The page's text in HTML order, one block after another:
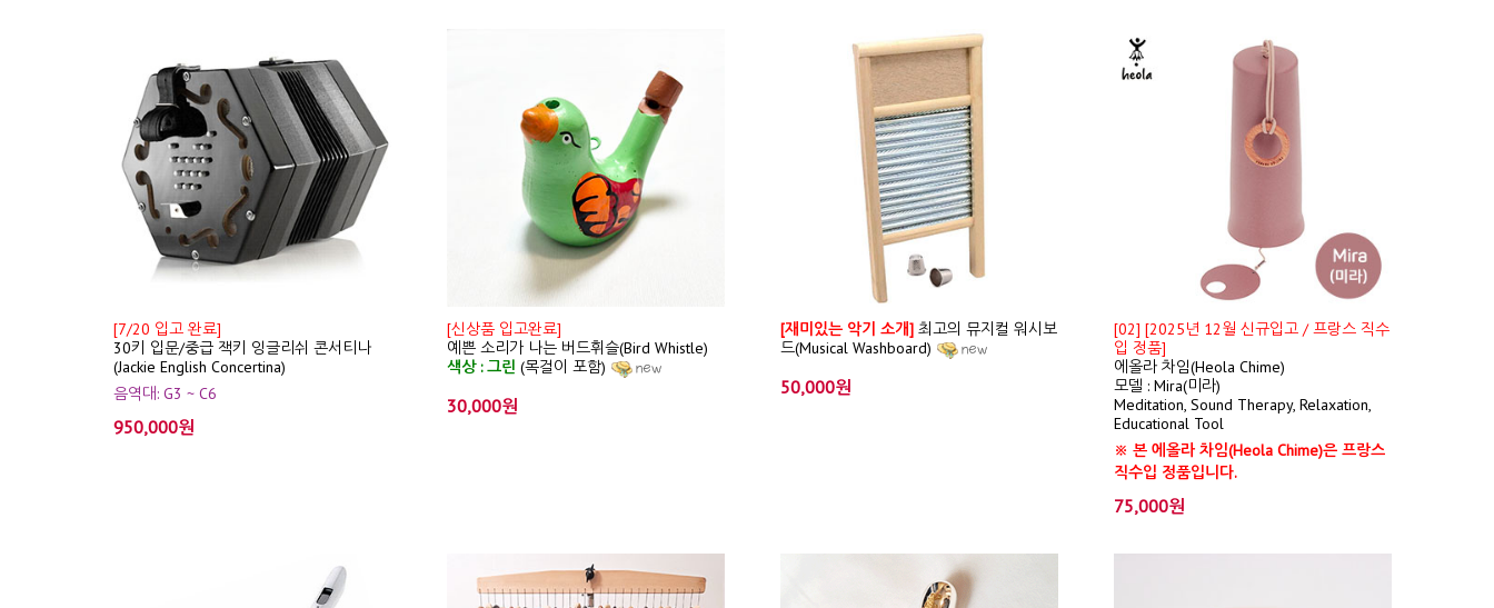
[7/20 입고 완료]
30키 입문/중급 잭키 잉글리쉬 콘서티나
(Jackie English Concertina)
음역대: G3 ~ C6
950,000원
[신상품 입고완료]
예쁜 소리가 나는 버드휘슬(Bird Whistle)
색상 : 그린 (목걸이 포함)
30,000원
[재미있는 악기 소개] 최고의 뮤지컬 워시보
드(Musical Washboard)
50,000원
[02] [2025년 12월 신규입고 / 프랑스 직수
입 정품]
에올라 차임(Heola Chime)
모델 : Mira(미라)
Meditation, Sound Therapy, Relaxation,
Educational Tool
※ 본 에올라 차임(Heola Chime)은 프랑스
직수입 정품입니다.
75,000원